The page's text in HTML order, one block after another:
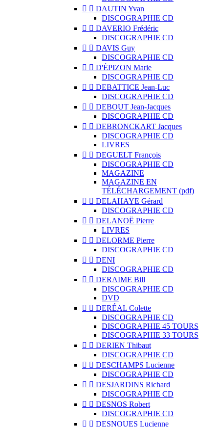
  DAUTIN Yvan
DISCOGRAPHIE CD
  DAVERIO Frédéric
DISCOGRAPHIE CD
  DAVIS Guy
DISCOGRAPHIE CD
  D'ÉPIZON Marie
DISCOGRAPHIE CD
  DEBATTICE Jean-Luc
DISCOGRAPHIE CD
  DEBOUT Jean-Jacques
DISCOGRAPHIE CD
  DEBRONCKART Jacques
DISCOGRAPHIE CD
LIVRES
  DEGUELT François
DISCOGRAPHIE CD
MAGAZINE
MAGAZINE EN
TÉLÉCHARGEMENT (pdf)
  DELAHAYE Gérard
DISCOGRAPHIE CD
  DELANOË Pierre
LIVRES
  DELORME Pierre
DISCOGRAPHIE CD
  DENI
DISCOGRAPHIE CD
  DERAIME Bill
DISCOGRAPHIE CD
DVD
  DERÉAL Colette
DISCOGRAPHIE CD
DISCOGRAPHIE 45 TOURS
DISCOGRAPHIE 33 TOURS
  DERIEN Thibaut
DISCOGRAPHIE CD
  DESCHAMPS Lucienne
DISCOGRAPHIE CD
  DESJARDINS Richard
DISCOGRAPHIE CD
  DESNOS Robert
DISCOGRAPHIE CD
  DESNOUES Lucienne